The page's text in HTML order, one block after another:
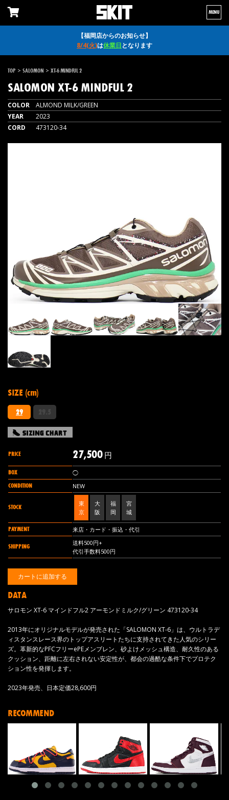
【福岡店からのお知らせ】
8/4(火)は休業日となります
MENU
TOP > SALOMON > XT-6 MINDFUL 2
SALOMON XT-6 MINDFUL 2
COLOR
ALMOND MILK/GREEN
YEAR
2023
CORD
473120-34
SIZE (cm)
29
PRICE 27,500円
BOX ◯
CONDITION NEW
STOCK
東
京
大
阪
福
岡
宮
城
PAYMENT 来店・カード・振込・代引
SHIPPING
送料500円+
代引手数料500円
DATA
サロモン XT-6 マインドフル2 アーモンドミルク/グリーン 473120-34
2013年にオリジナルモデルが発売された「SALOMON XT-6」は、ウルトラデ
ィスタンスレース界のトップアスリートたちに支持されてきた人気のシリー
ズ。革新的なPFCフリーePEメンブレン、砂よけメッシュ構造、耐久性のある
クッション、距離に左右されない安定性が、都会の過酷な条件下でプロテク
ション性を発揮します。
2023年発売、日本定価28,600円
RECOMMEND